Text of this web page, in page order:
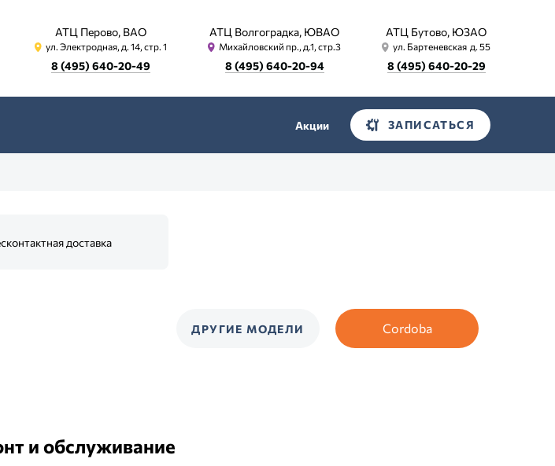
АТЦ Перово, ВАО
ул. Электродная, д. 14, стр. 1
8 (495) 640-20-49
АТЦ Волгоградка, ЮВАО
Михайловский пр., д.1, стр.3
8 (495) 640-20-94
АТЦ Бутово, ЮЗАО
ул. Бартеневская д. 55
8 (495) 640-20-29
Акции ЗАПИСАТЬСЯ
доставка
ДРУГИЕ МОДЕЛИ Cordoba
и обслуживание